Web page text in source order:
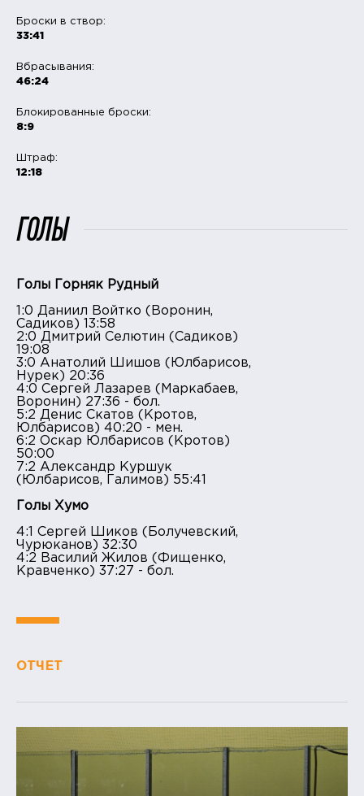
Броски в створ:
33:41
Вбрасывания:
46:24
Блокированные броски:
8:9
Штраф:
12:18
ГОЛЫ
Голы Горняк Рудный
1:0 Даниил Войтко (Воронин,
Садиков) 13:58
2:0 Дмитрий Селютин (Садиков)
19:08
3:0 Анатолий Шишов (Юлбарисов,
Нурек) 20:36
4:0 Сергей Лазарев (Маркабаев,
Воронин) 27:36 - бол.
5:2 Денис Скатов (Кротов,
Юлбарисов) 40:20 - мен.
6:2 Оскар Юлбарисов (Кротов)
50:00
7:2 Александр Куршук
(Юлбарисов, Галимов) 55:41
Голы Хумо
4:1 Сергей Шиков (Болучевский,
Чурюканов) 32:30
4:2 Василий Жилов (Фищенко,
Кравченко) 37:27 - бол.
ОТЧЕТ